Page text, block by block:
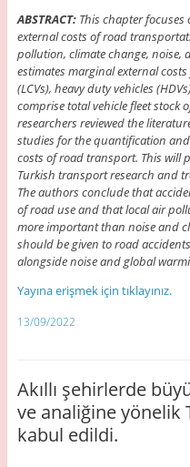
ABSTRACT: This chapter
external costs of road
pollution, climate change, noise,
estimates marginal external
(LCVs), heavy duty vehicles
comprise total vehicle fleet stock
researchers reviewed the
studies for the quantification
costs of road transport. This will
Turkish transport research and
The authors conclude that
of road use and that local air
more important than noise and
should be given to road
alongside noise and global
Yayına erişmek için tıklayınız.
13/09/2022
Akıllı şehirlerde
ve analiğine yönelik
kabul edildi.